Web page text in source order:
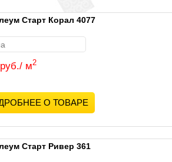
Старт Корал 4077
м2
О ТОВАРЕ
Старт Ривер 361